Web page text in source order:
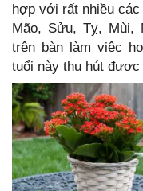
hợp với rất nhiều
Mão, Sửu, Tỵ, Mùi,
trên bàn làm việc
tuổi này thu hút